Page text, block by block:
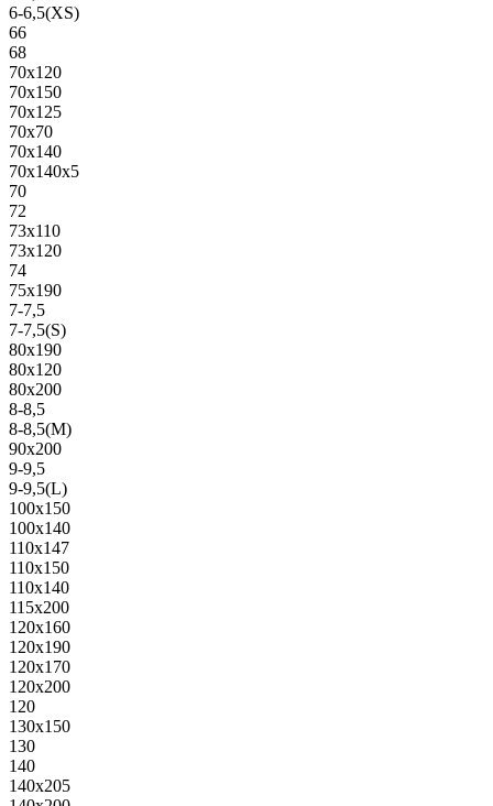
6-6,5(XS)
66
68
70х120
70х150
70х125
70х70
70х140
70х140х5
70
72
73х110
73х120
74
75х190
7-7,5
7-7,5(S)
80х190
80х120
80х200
8-8,5
8-8,5(M)
90х200
9-9,5
9-9,5(L)
100х150
100х140
110х147
110х150
110х140
115х200
120х160
120х190
120х170
120х200
120
130х150
130
140
140х205